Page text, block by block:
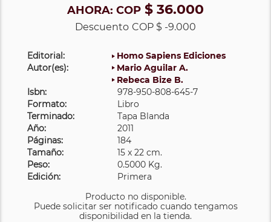
AHORA: COP $ 36.000
Descuento COP $ -9.000
Editorial:
Homo Sapiens Ediciones
Autor(es):
Mario Aguilar A.
Rebeca Bize B.
Isbn:
978-950-808-645-7
Formato:
Libro
Terminado:
Tapa Blanda
Año:
2011
Páginas:
184
Tamaño:
15 x 22 cm.
Peso:
0.5000 Kg.
Edición:
Primera
Producto no disponible.
Puede solicitar ser notificado cuando tengamos
disponibilidad en la tienda.